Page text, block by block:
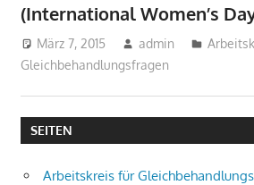
(International Women’s
März 7, 2015 admin
Gleichbehandlungsfragen
SEITEN
Arbeitskreis für